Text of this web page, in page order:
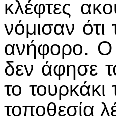
κλέφτες
νόμισαν
ανήφορο. Ο
δεν άφησε
το
τοποθεσία